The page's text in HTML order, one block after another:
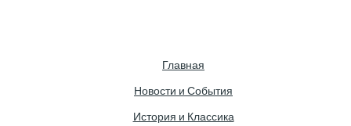
Главная
Новости и События
История и Классика